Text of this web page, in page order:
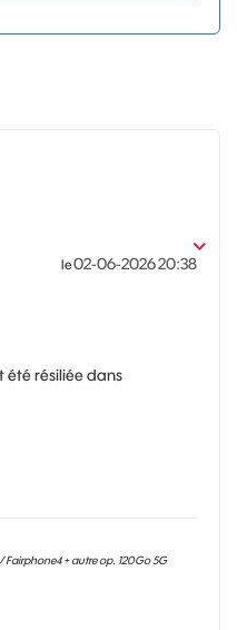
le‎02-06-202620:38
résiliée dans
+ autre op. 120Go 5G